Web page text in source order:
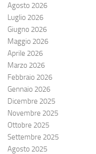
Agosto 2026
Luglio 2026
Giugno 2026
Maggio 2026
Aprile 2026
Marzo 2026
Febbraio 2026
Gennaio 2026
Dicembre 2025
Novembre 2025
Ottobre 2025
Settembre 2025
Agosto 2025